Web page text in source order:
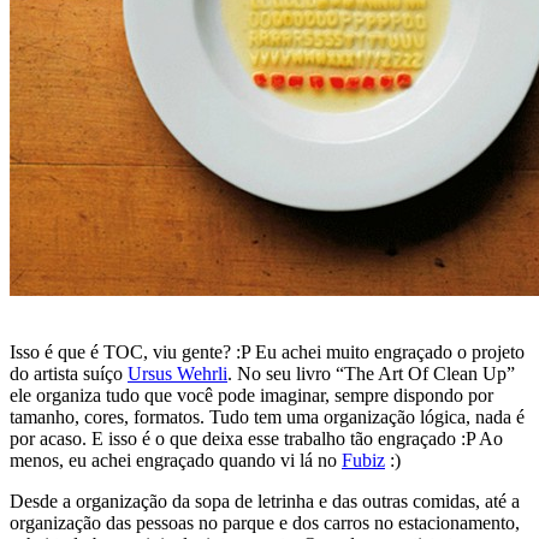
Isso é que é TOC, viu gente? :P Eu achei muito engraçado o projeto
do artista suíço Ursus Wehrli. No seu livro “The Art Of Clean Up”
ele organiza tudo que você pode imaginar, sempre dispondo por
tamanho, cores, formatos. Tudo tem uma organização lógica, nada é
por acaso. E isso é o que deixa esse trabalho tão engraçado :P Ao
menos, eu achei engraçado quando vi lá no Fubiz :)
Desde a organização da sopa de letrinha e das outras comidas, até a
organização das pessoas no parque e dos carros no estacionamento,